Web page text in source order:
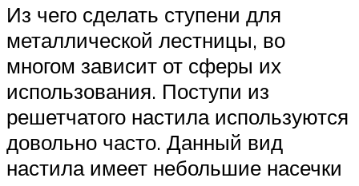
Из чего сделать ступени для
металлической лестницы, во
многом зависит от сферы их
использования. Поступи из
решетчатого настила используются
довольно часто. Данный вид
настила имеет небольшие насечки